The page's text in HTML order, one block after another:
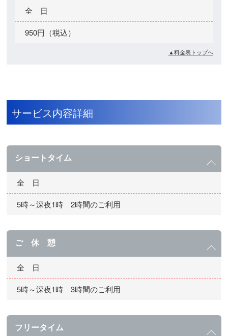
全 日
950円（税込）
▲料金表トップへ
サービス内容詳細
ショートタイム
全 日
5時～深夜1時 2時間のご利用
ご 休 憩
全 日
5時～深夜1時 3時間のご利用
フリータイム